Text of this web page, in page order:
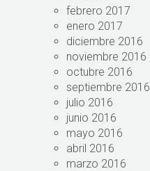
febrero 2017
enero 2017
diciembre 2016
noviembre 2016
octubre 2016
septiembre 2016
julio 2016
junio 2016
mayo 2016
abril 2016
marzo 2016